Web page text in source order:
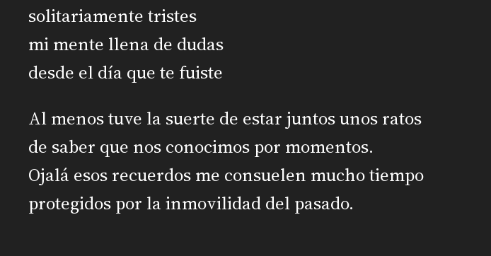
solitariamente tristes
mi mente llena de dudas
desde el día que te fuiste
Al menos tuve la suerte de estar juntos unos ratos
de saber que nos conocimos por momentos.
Ojalá esos recuerdos me consuelen mucho tiempo
protegidos por la inmovilidad del pasado.